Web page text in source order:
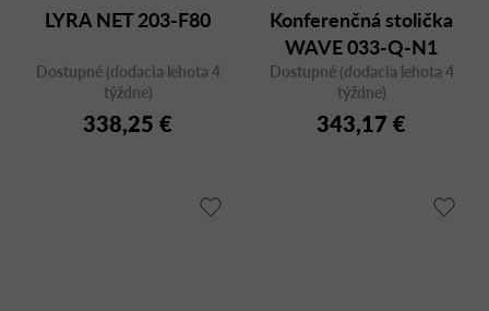
LYRA NET 203-F80
Dostupné (dodacia lehota 4
týždne)
338,25 €
Konferenčná stolička
WAVE 033-Q-N1
Dostupné (dodacia lehota 4
týždne)
343,17 €